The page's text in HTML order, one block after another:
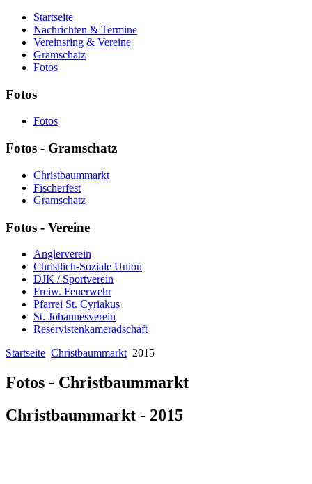
Startseite
Nachrichten & Termine
Vereinsring & Vereine
Gramschatz
Fotos
Fotos
Fotos
Fotos - Gramschatz
Christbaummarkt
Fischerfest
Gramschatz
Fotos - Vereine
Anglerverein
Christlich-Soziale Union
DJK / Sportverein
Freiw. Feuerwehr
Pfarrei St. Cyriakus
St. Johannesverein
Reservistenkameradschaft
Startseite Christbaummarkt 2015
Fotos - Christbaummarkt
Christbaummarkt - 2015